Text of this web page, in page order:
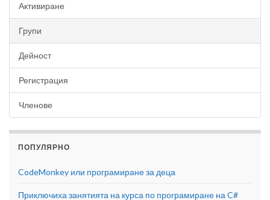
Активиране
Групи
Дейност
Регистрация
Членове
ПОПУЛЯРНО
CodeMonkey или програмиране за деца
Приключиха занятията на курса по програмиране на C#